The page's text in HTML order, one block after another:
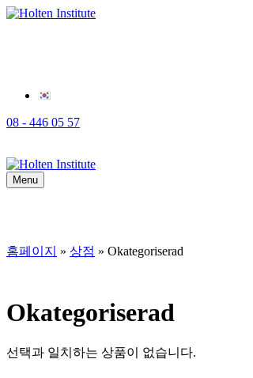
08 - 446 05 57
Menu
홈페이지 » 상점 » Okategoriserad
Okategoriserad
선택과 일치하는 상품이 없습니다.